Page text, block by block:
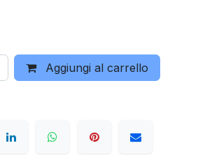
Aggiungi al carrello